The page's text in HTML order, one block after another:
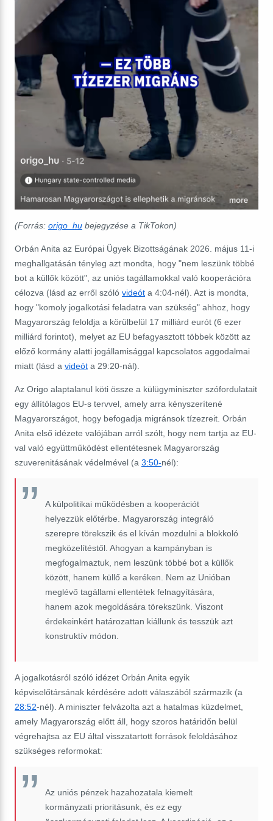
(Forrás: origo_hu bejegyzése a TikTokon)
Orbán Anita az Európai Ügyek Bizottságának 2026. május 11-i
meghallgatásán tényleg azt mondta, hogy "nem leszünk többé
bot a küllők között", az uniós tagállamokkal való kooperációra
célozva (lásd az erről szóló videót a 4:04-nél). Azt is mondta,
hogy "komoly jogalkotási feladatra van szükség" ahhoz, hogy
Magyarország feloldja a körülbelül 17 milliárd eurót (6 ezer
milliárd forintot), melyet az EU befagyasztott többek között az
előző kormány alatti jogállamisággal kapcsolatos aggodalmai
miatt (lásd a videót a 29:20-nál).
Az Origo alaptalanul köti össze a külügyminiszter szófordulatait
egy állítólagos EU-s tervvel, amely arra kényszerítené
Magyarországot, hogy befogadja migránsok tízezreit. Orbán
Anita első idézete valójában arról szólt, hogy nem tartja az EU-
val való együttműködést ellentétesnek Magyarország
szuverenitásának védelmével (a 3:50-nél):
A külpolitikai működésben a kooperációt
helyezzük előtérbe. Magyarország integráló
szerepre törekszik és el kíván mozdulni a blokkoló
megközelítéstől. Ahogyan a kampányban is
megfogalmaztuk, nem leszünk többé bot a küllők
között, hanem küllő a keréken. Nem az Unióban
meglévő tagállami ellentétek felnagyítására,
hanem azok megoldására törekszünk. Viszont
érdekeinkért határozattan kiállunk és tesszük azt
konstruktív módon.
A jogalkotásról szóló idézet Orbán Anita egyik
képviselőtársának kérdésére adott válaszából származik (a
28:52-nél). A miniszter felvázolta azt a hatalmas küzdelmet,
amely Magyarország előtt áll, hogy szoros határidőn belül
végrehajtsa az EU által visszatartott források feloldásához
szükséges reformokat:
Az uniós pénzek hazahozatala kiemelt
kormányzati prioritásunk, és ez egy